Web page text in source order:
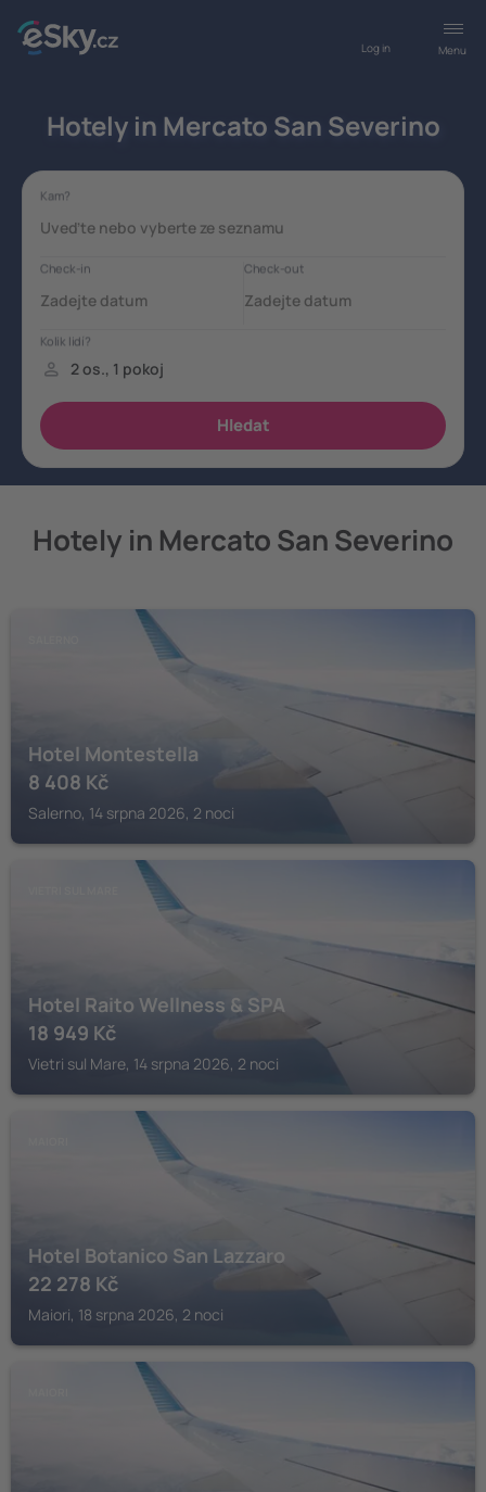
Menu
Log in
Hotely in Mercato San Severino
Hotely in Mercato San Severino
Hotel Montestella
8 408 Kč
Salerno, 14 srpna 2026, 2 noci
Hotel Raito Wellness & SPA
18 949 Kč
Vietri sul Mare, 14 srpna 2026, 2 noci
Hotel Botanico San Lazzaro
22 278 Kč
Maiori, 18 srpna 2026, 2 noci